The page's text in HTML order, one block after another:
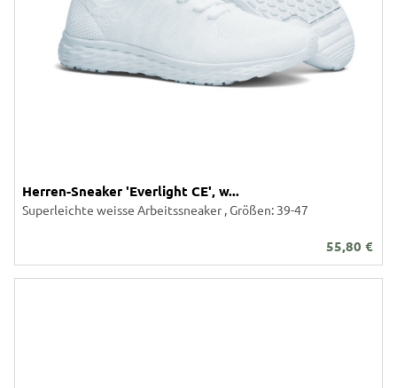
Herren-Sneaker 'Everlight CE', w...
Superleichte weisse Arbeitssneaker , Größen: 39-47
55,80 €